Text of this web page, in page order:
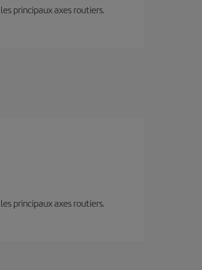
principaux axes routiers.
principaux axes routiers.